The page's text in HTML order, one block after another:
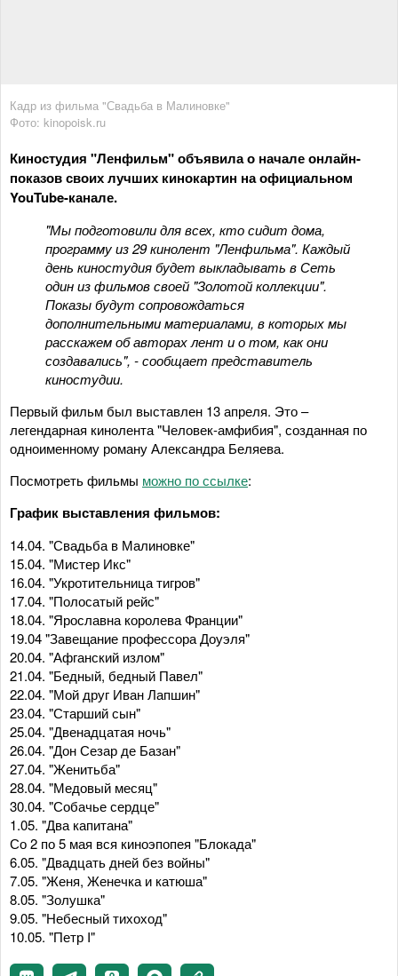
Кадр из фильма "Свадьба в Малиновке"
Фото: kinopoisk.ru
Киностудия "Ленфильм" объявила о начале онлайн-
показов своих лучших кинокартин на официальном
YouTube-канале.
"Мы подготовили для всех, кто сидит дома,
программу из 29 кинолент "Ленфильма". Каждый
день киностудия будет выкладывать в Сеть
один из фильмов своей "Золотой коллекции".
Показы будут сопровождаться
дополнительными материалами, в которых мы
расскажем об авторах лент и о том, как они
создавались", - сообщает представитель
киностудии.
Первый фильм был выставлен 13 апреля. Это –
легендарная кинолента "Человек-амфибия", созданная по
одноименному роману Александра Беляева.
Посмотреть фильмы можно по ссылке:
График выставления фильмов:
14.04. "Свадьба в Малиновке"
15.04. "Мистер Икс"
16.04. "Укротительница тигров"
17.04. "Полосатый рейс"
18.04. "Ярославна королева Франции"
19.04 "Завещание профессора Доуэля"
20.04. "Афганский излом"
21.04. "Бедный, бедный Павел"
22.04. "Мой друг Иван Лапшин"
23.04. "Старший сын"
25.04. "Двенадцатая ночь"
26.04. "Дон Сезар де Базан"
27.04. "Женитьба"
28.04. "Медовый месяц"
30.04. "Собачье сердце"
1.05. "Два капитана"
Со 2 по 5 мая вся киноэпопея "Блокада"
6.05. "Двадцать дней без войны"
7.05. "Женя, Женечка и катюша"
8.05. "Золушка"
9.05. "Небесный тихоход"
10.05. "Петр I"